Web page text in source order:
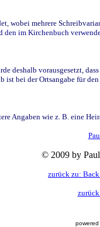
wobei mehrere
im Kirchenbuch
deshalb vorausgesetzt,
bei der Ortsangabe für
Angaben wie z. B. eine
© 2009 by
zurück zu: